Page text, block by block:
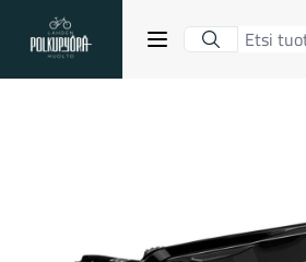
Lahden Polkupyörähuolto - etusivulle
Avaa sulje valikko
Suositut osastot